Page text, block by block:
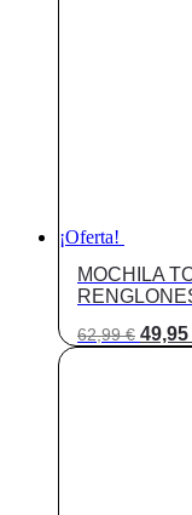
¡Oferta!
MOCHILA
62,99€ El
49,95